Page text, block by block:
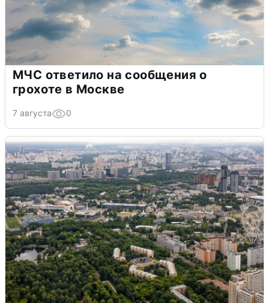
МЧС ответило на сообщения о
грохоте в Москве
7 августа 0